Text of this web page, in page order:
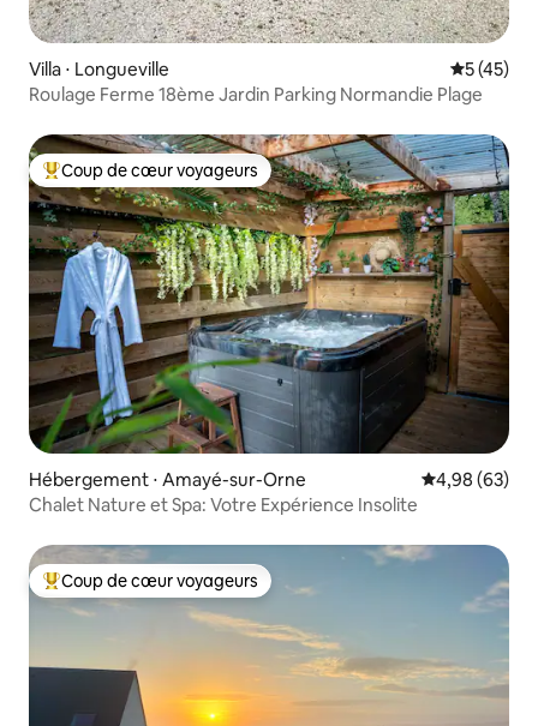
Villa ⋅ Longueville
5 (45)
Roulage Ferme 18ème Jardin Parking Normandie Plage
Coups de cœur voyageurs les plus appréciés
Coup de cœur voyageurs
Hébergement ⋅ Amayé-sur-Orne Évaluation
4,98 (63)
Chalet Nature et Spa: Votre Expérience Insolite
Coups de cœur voyageurs les plus appréciés
Coup de cœur voyageurs